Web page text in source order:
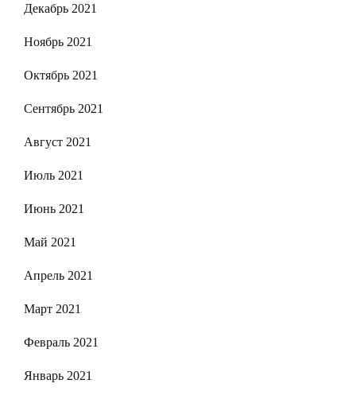
Декабрь 2021
Ноябрь 2021
Октябрь 2021
Сентябрь 2021
Август 2021
Июль 2021
Июнь 2021
Май 2021
Апрель 2021
Март 2021
Февраль 2021
Январь 2021